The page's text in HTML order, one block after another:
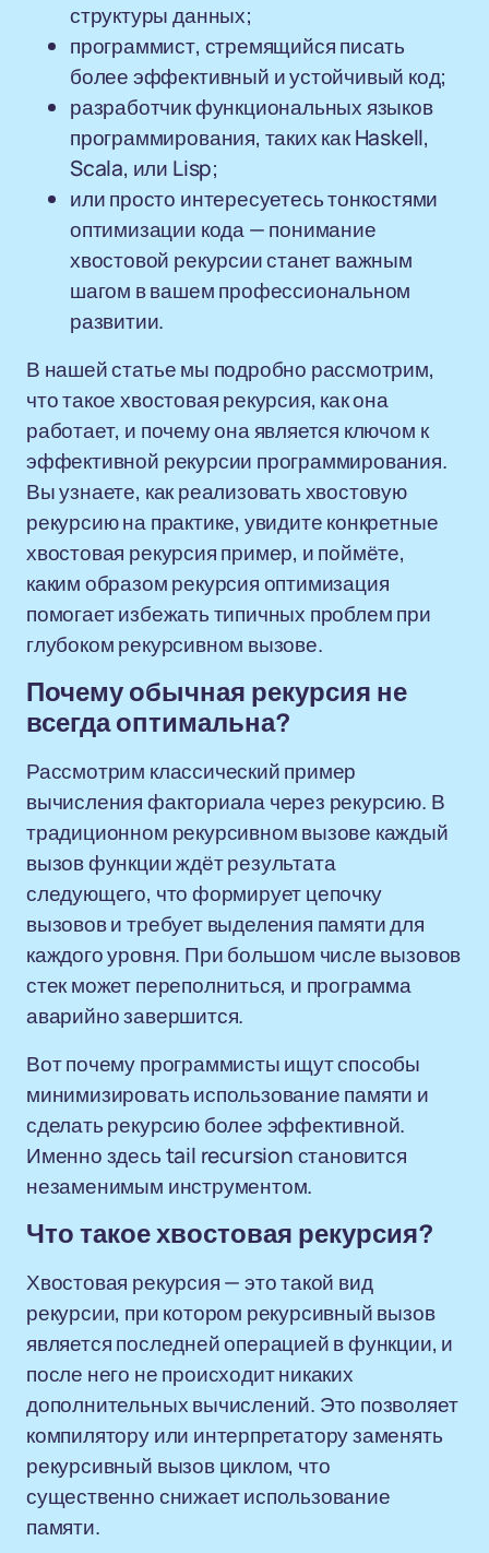
структуры данных;
программист, стремящийся писать
более эффективный и устойчивый код;
разработчик функциональных языков
программирования, таких как Haskell,
Scala, или Lisp;
или просто интересуетесь тонкостями
оптимизации кода — понимание
хвостовой рекурсии станет важным
шагом в вашем профессиональном
развитии.
В нашей статье мы подробно рассмотрим,
что такое хвостовая рекурсия, как она
работает, и почему она является ключом к
эффективной рекурсии программирования.
Вы узнаете, как реализовать хвостовую
рекурсию на практике, увидите конкретные
хвостовая рекурсия пример, и поймёте,
каким образом рекурсия оптимизация
помогает избежать типичных проблем при
глубоком рекурсивном вызове.
Почему обычная рекурсия не
всегда оптимальна?
Рассмотрим классический пример
вычисления факториала через рекурсию. В
традиционном рекурсивном вызове каждый
вызов функции ждёт результата
следующего, что формирует цепочку
вызовов и требует выделения памяти для
каждого уровня. При большом числе вызовов
стек может переполниться, и программа
аварийно завершится.
Вот почему программисты ищут способы
минимизировать использование памяти и
сделать рекурсию более эффективной.
Именно здесь tail recursion становится
незаменимым инструментом.
Что такое хвостовая рекурсия?
Хвостовая рекурсия — это такой вид
рекурсии, при котором рекурсивный вызов
является последней операцией в функции, и
после него не происходит никаких
дополнительных вычислений. Это позволяет
компилятору или интерпретатору заменять
рекурсивный вызов циклом, что
существенно снижает использование
памяти.